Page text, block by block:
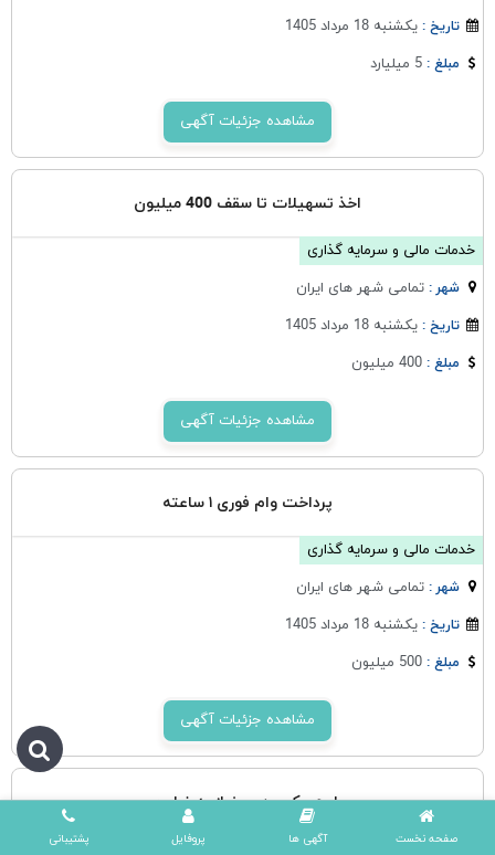
تاریخ :یکشنبه 18 مرداد 1405
مبلغ :5 میلیارد
مشاهده جزئیات آگهی
اخذ تسهیلات تا سقف 400 میلیون
خدمات مالی و سرمایه گذاری
شهر :تمامی شهر های ایران
تاریخ :یکشنبه 18 مرداد 1405
مبلغ :400 میلیون
مشاهده جزئیات آگهی
پرداخت وام فوری ۱ ساعته
خدمات مالی و سرمایه گذاری
شهر :تمامی شهر های ایران
تاریخ :یکشنبه 18 مرداد 1405
مبلغ :500 میلیون
مشاهده جزئیات آگهی
طرح چکی بدون نیاز به ضامن
خدمات مالی و سرمایه گذاری
صفحه نخست آگهی ها پروفایل پشتیبانی